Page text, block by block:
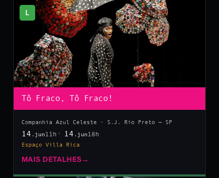
L
Tô Fraco, Tô Fraco!
Companhia Azul Celeste · S.J. Rio Preto — SP
14 .jun 11h 14 .jun 18h
Espaço Villa Rica
MAIS DETALHES →